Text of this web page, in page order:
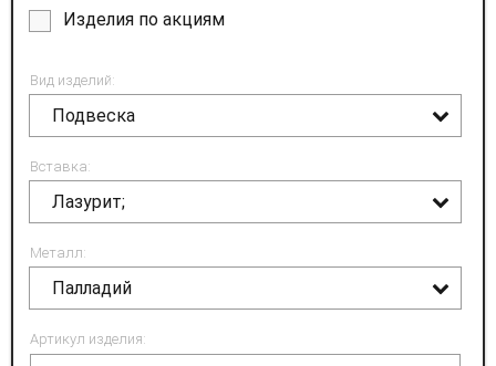
Изделия по акциям
Вид изделий:
Подвеска
Вставка:
Лазурит;
Металл:
Палладий
Артикул изделия: